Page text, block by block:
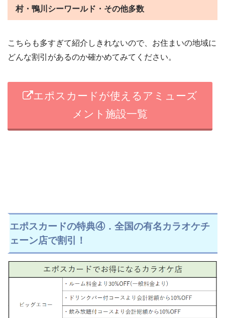
村・鴨川シーワールド・その他多数
こちらも多すぎて紹介しきれないので、お住まいの地域に
どんな割引があるのか確かめてみてください。
エポスカードが使えるアミューズ
メント施設一覧
エポスカードの特典④．全国の有名カラオケチ
ェーン店で割引！